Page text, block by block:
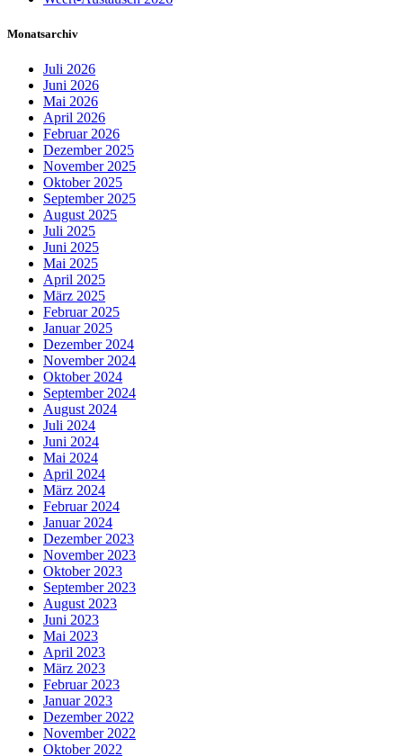
Monatsarchiv
Juli 2026
Juni 2026
Mai 2026
April 2026
Februar 2026
Dezember 2025
November 2025
Oktober 2025
September 2025
August 2025
Juli 2025
Juni 2025
Mai 2025
April 2025
März 2025
Februar 2025
Januar 2025
Dezember 2024
November 2024
Oktober 2024
September 2024
August 2024
Juli 2024
Juni 2024
Mai 2024
April 2024
März 2024
Februar 2024
Januar 2024
Dezember 2023
November 2023
Oktober 2023
September 2023
August 2023
Juni 2023
Mai 2023
April 2023
März 2023
Februar 2023
Januar 2023
Dezember 2022
November 2022
Oktober 2022